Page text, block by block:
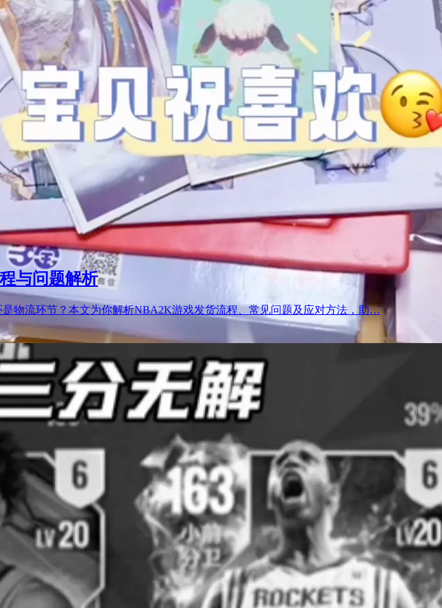
与问题解析
物流环节？本文为你解析NBA2K游戏发货流程、常见问题及应对方法，助…